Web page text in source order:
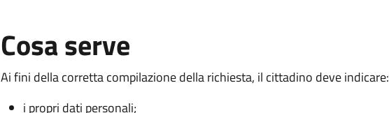
Cosa serve
Ai fini della corretta compilazione della richiesta, il cittadino deve indicare:
i propri dati personali;